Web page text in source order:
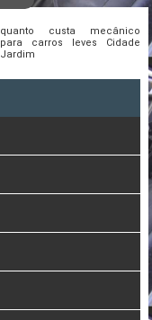
quanto custa mecânico
para carros leves Cidade
Jardim